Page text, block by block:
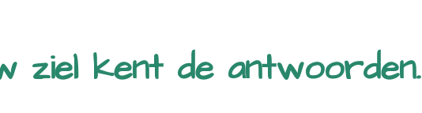
ziel kent de antwoorden.